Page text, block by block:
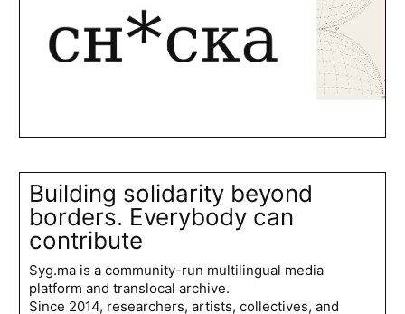
Building solidarity beyond
borders. Everybody can
contribute
Syg.ma is a community-run multilingual media
platform and translocal archive.
Since 2014, researchers, artists, collectives, and